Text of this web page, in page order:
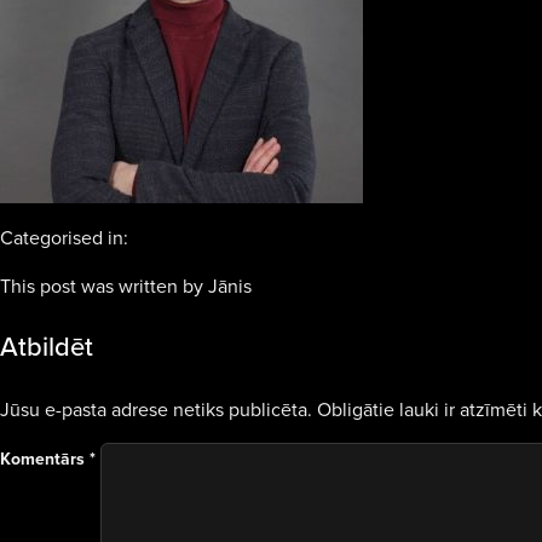
Categorised in:
This post was written by Jānis
Atbildēt
Jūsu e-pasta adrese netiks publicēta. Obligātie lauki ir atzīmēti
Komentārs *